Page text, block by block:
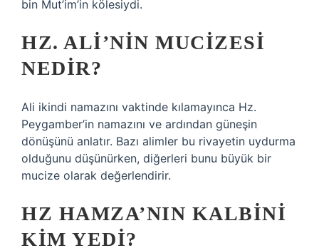
bin Mut’im’in kölesiydi.
HZ. ALI’NIN MUCIZESI
NEDIR?
Ali ikindi namazını vaktinde kılamayınca Hz.
Peygamber’in namazını ve ardından güneşin
dönüşünü anlatır. Bazı alimler bu rivayetin uydurma
olduğunu düşünürken, diğerleri bunu büyük bir
mucize olarak değerlendirir.
HZ HAMZA’NIN KALBINI
KIM YEDI?